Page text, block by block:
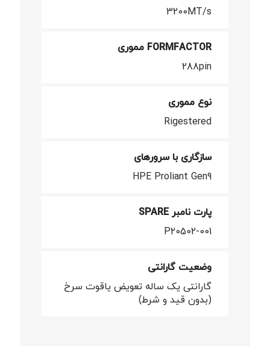
3200MT/s
FORMFACTOR مموری
288pin
نوع مموری
Rigestered
سازگاری با سرورهای
HPE Proliant Gen9
پارت نامبر SPARE
P20502-001
وضعیت گارانتی
گارانتی یک ساله تعویض یاقوت سرخ
(بدون قید و شرط)